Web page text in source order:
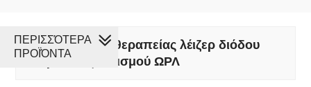
Τιμή μονάδας θεραπείας λέιζερ διόδου
ιατρικού εξοπλισμού ΩΡΛ
ΠΕΡΙΣΣΌΤΕΡΑ
ΠΡΟΪΌΝΤΑ